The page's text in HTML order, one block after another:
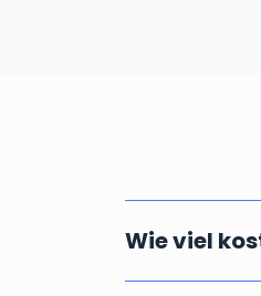
Wie viel